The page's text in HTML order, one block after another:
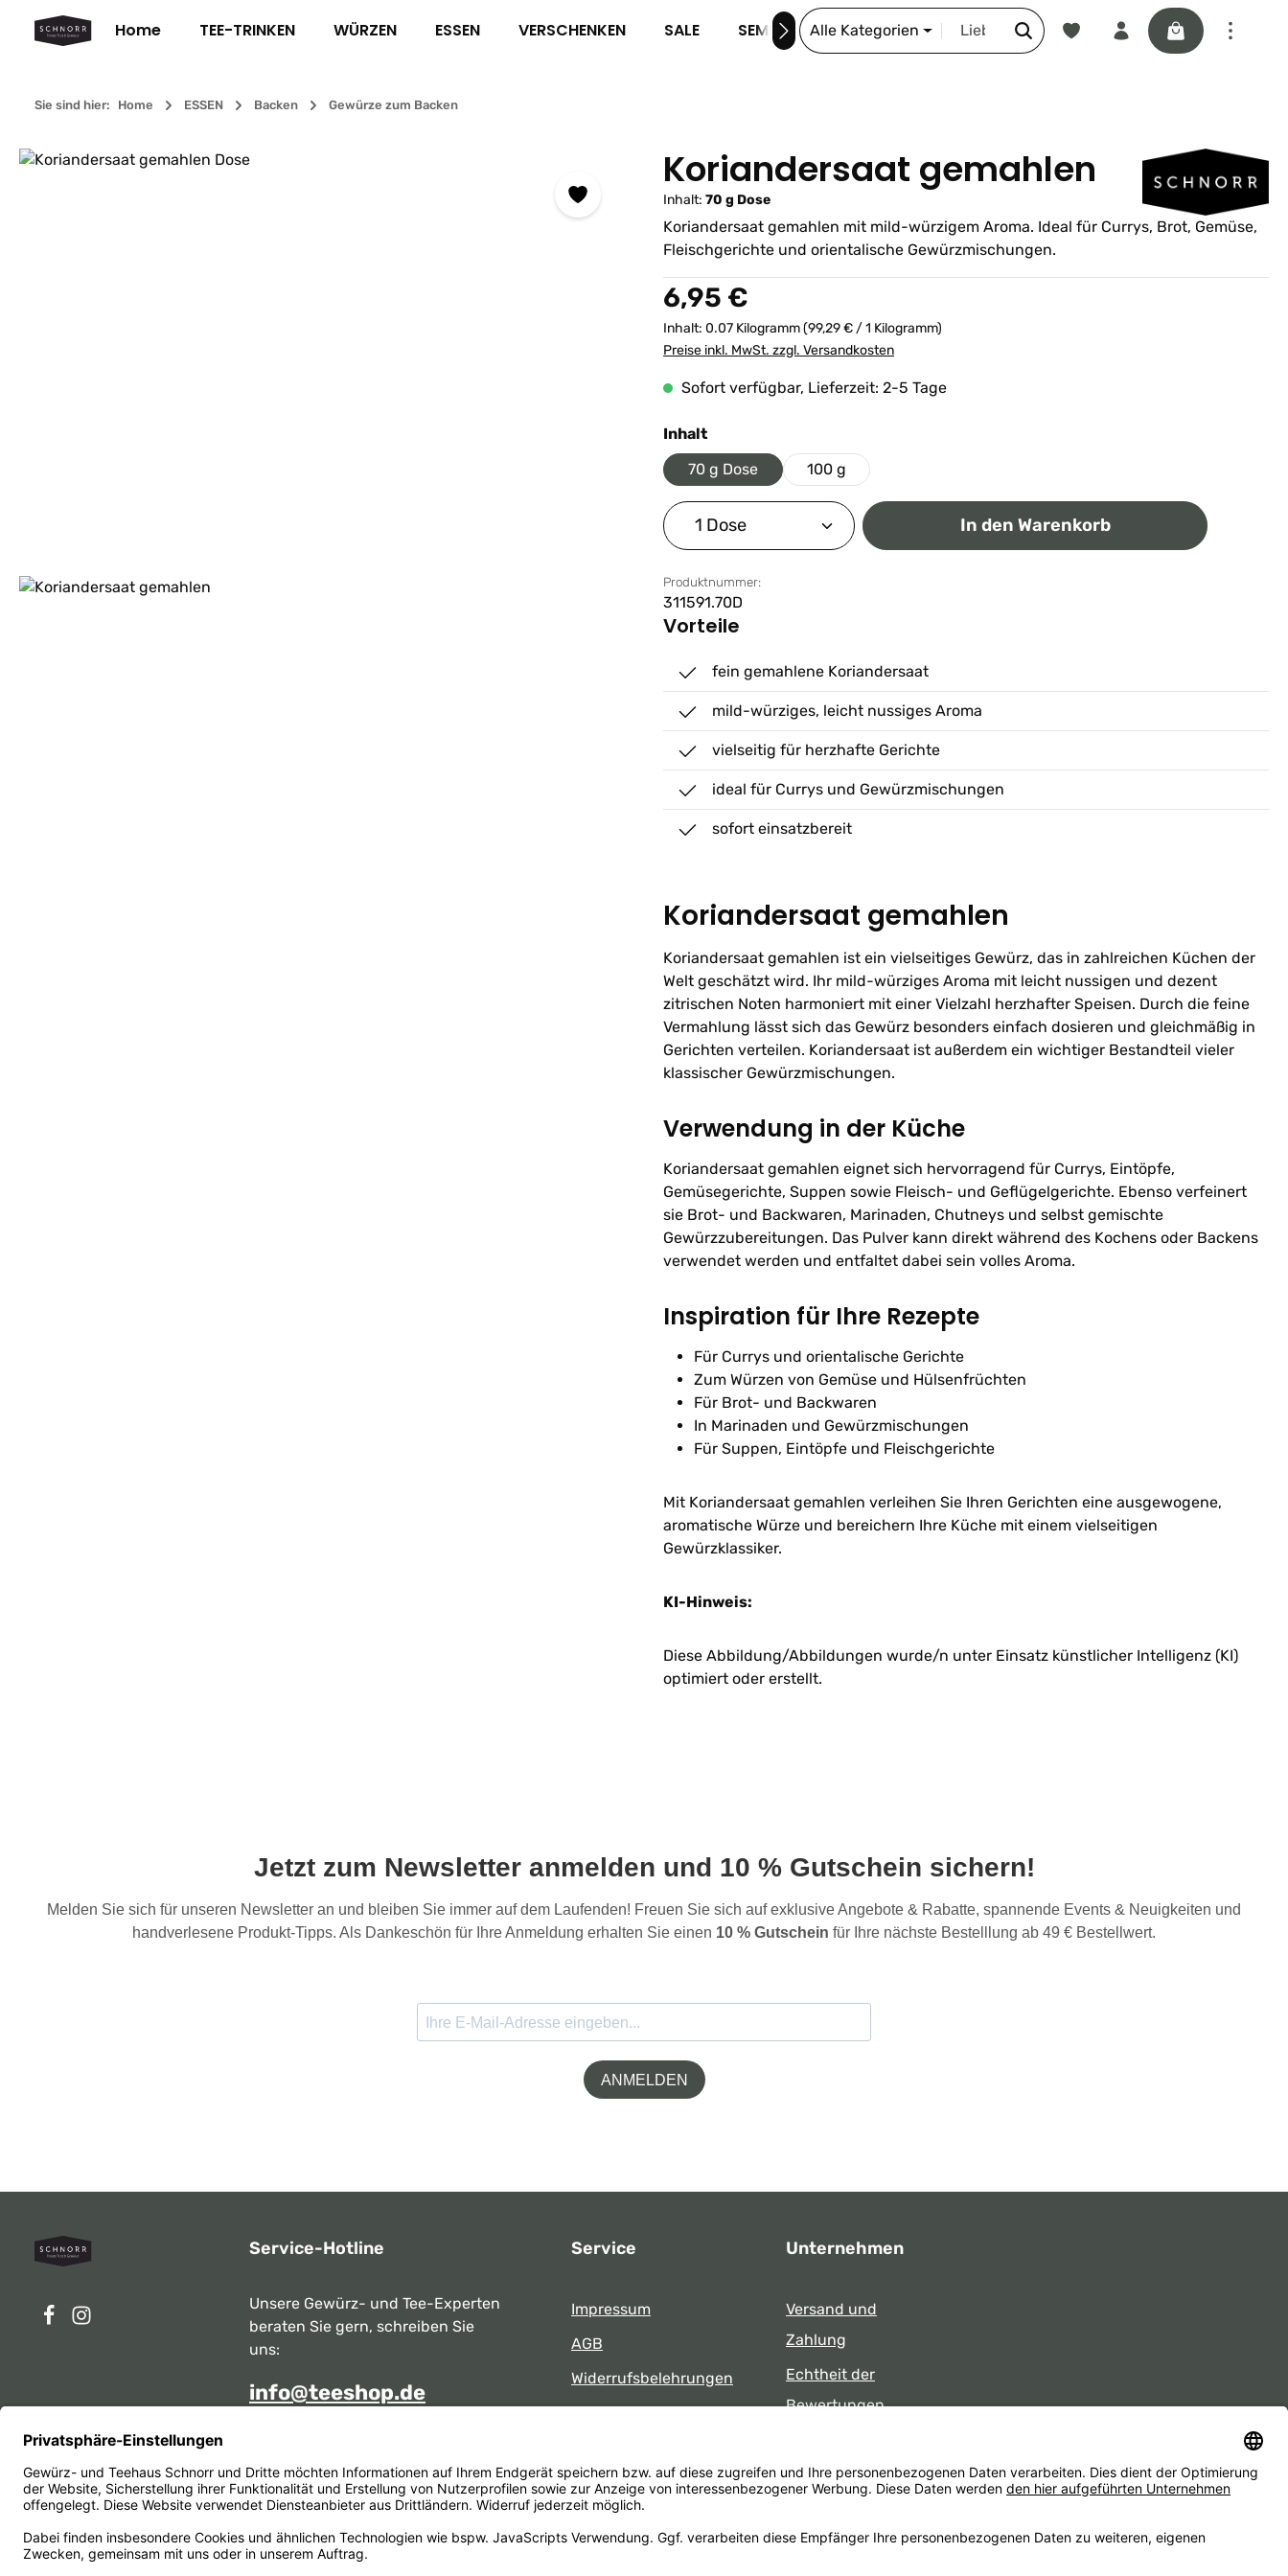
Hauptinhalt springen
Zur Suche springen
Zur Hauptnavigation springen
Home TEE-TRINKEN WÜRZEN ESSEN VERSCHENKEN SALE SEMINARE DIE SCHNORR-STORY
Alle Kategorien
Du hast 0 Produkte auf dem
Warenkorb
Sie sind hier: Home ESSEN Backen Gewürze zum Backen
Bildergalerie überspringen Koriandersaat gemahlen
Inhalt: 70 g Dose
Koriandersaat gemahlen mit mild-würzigem Aroma. Ideal für Currys, Brot, Gemüse,
Fleischgerichte und orientalische Gewürzmischungen.
Regulärer Preis:
6,95 €
Inhalt: 0.07 Kilogramm(99,29 € / 1 Kilogramm)
Preise inkl. MwSt. zzgl. Versandkosten
Sofort verfügbar, Lieferzeit: 2-5 Tage
Inhaltauswählen
70 g Dose
100 g
Produkt Anzahl: Gib den gewünschten Wert ein oder
In den Warenkorb
Produktnummer:
311591.70D
Vorteile
fein gemahlene Koriandersaat
mild-würziges, leicht nussiges Aroma
vielseitig für herzhafte Gerichte
ideal für Currys und Gewürzmischungen
sofort einsatzbereit
Koriandersaat gemahlen
Koriandersaat gemahlen ist ein vielseitiges Gewürz, das in zahlreichen Küchen der
Welt geschätzt wird. Ihr mild-würziges Aroma mit leicht nussigen und dezent
zitrischen Noten harmoniert mit einer Vielzahl herzhafter Speisen. Durch die feine
Vermahlung lässt sich das Gewürz besonders einfach dosieren und gleichmäßig in
Gerichten verteilen. Koriandersaat ist außerdem ein wichtiger Bestandteil vieler
klassischer Gewürzmischungen.
Verwendung in der Küche
Koriandersaat gemahlen eignet sich hervorragend für Currys, Eintöpfe,
Gemüsegerichte, Suppen sowie Fleisch- und Geflügelgerichte. Ebenso verfeinert
sie Brot- und Backwaren, Marinaden, Chutneys und selbst gemischte
Gewürzzubereitungen. Das Pulver kann direkt während des Kochens oder Backens
verwendet werden und entfaltet dabei sein volles Aroma.
Inspiration für Ihre Rezepte
Für Currys und orientalische Gerichte
Zum Würzen von Gemüse und Hülsenfrüchten
Für Brot- und Backwaren
In Marinaden und Gewürzmischungen
Für Suppen, Eintöpfe und Fleischgerichte
Mit Koriandersaat gemahlen verleihen Sie Ihren Gerichten eine ausgewogene,
aromatische Würze und bereichern Ihre Küche mit einem vielseitigen
Gewürzklassiker.
KI-Hinweis:
Diese Abbildung/Abbildungen wurde/n unter Einsatz künstlicher Intelligenz (KI)
optimiert oder erstellt.
Jetzt zum Newsletter anmelden und 10 % Gutschein sichern!
Melden Sie sich für unseren Newsletter an und bleiben Sie immer auf dem Laufenden! Freuen Sie sich auf exklusive Angebote & Rabatte, spannende Events & Neuigkeiten und
handverlesene Produkt-Tipps. Als Dankeschön für Ihre Anmeldung erhalten Sie einen 10 % Gutschein für Ihre nächste Bestelllung ab 49 € Bestellwert.
ANMELDEN
Service-Hotline
Unsere Gewürz- und Tee-Experten
beraten Sie gern, schreiben Sie
uns:
info@teeshop.de
Mo - Sa zwischen 10:00 - 17:00 Uhr
unter:
Service
Impressum
AGB
Widerrufsbelehrungen
Datenschutz
Unternehmen
Versand und
Zahlung
Echtheit der
Bewertungen
Laden